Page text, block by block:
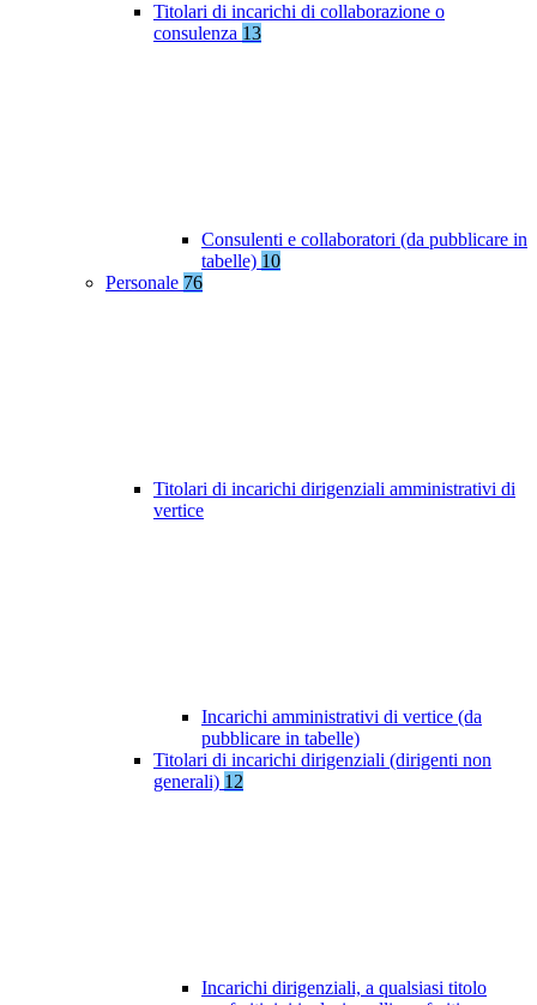
Titolari di incarichi di collaborazione o
consulenza 13
Consulenti e collaboratori (da pubblicare in
tabelle) 10
Personale 76
Titolari di incarichi dirigenziali amministrativi di
vertice
Incarichi amministrativi di vertice (da
pubblicare in tabelle)
Titolari di incarichi dirigenziali (dirigenti non
generali) 12
Incarichi dirigenziali, a qualsiasi titolo